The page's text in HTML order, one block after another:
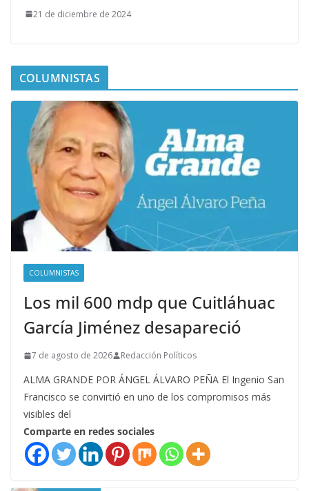
21 de diciembre de 2024
COLUMNISTAS
COLUMNISTAS
Los mil 600 mdp que Cuitláhuac
García Jiménez desapareció
7 de agosto de 2026 Redacción Políticos
ALMA GRANDE POR ÁNGEL ÁLVARO PEÑA El Ingenio San
Francisco se convirtió en uno de los compromisos más
visibles del
Comparte en redes sociales